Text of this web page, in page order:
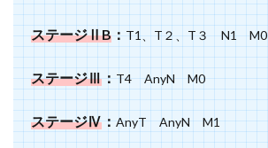
ステージⅡB：T1、T２、T３ N1 M0
ステージⅢ：T4 AnyN M0
ステージⅣ：AnyT AnyN M1